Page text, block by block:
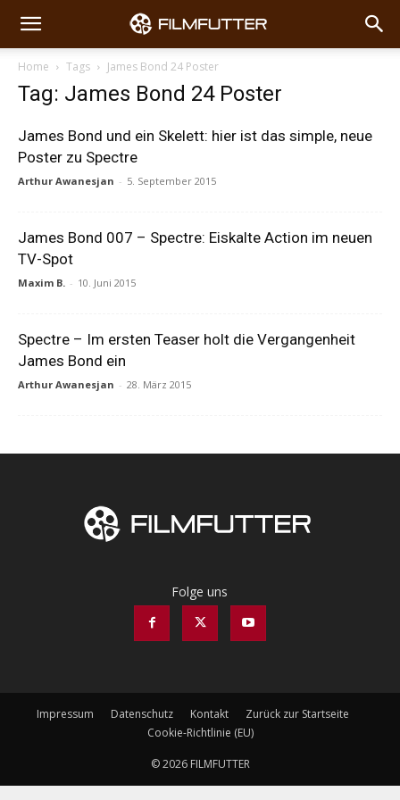
Home Tags James Bond 24 Poster
Tag: James Bond 24 Poster
James Bond und ein Skelett: hier ist das simple, neue
Poster zu Spectre
Arthur Awanesjan - 5. September 2015
James Bond 007 – Spectre: Eiskalte Action im neuen
TV-Spot
Maxim B. - 10. Juni 2015
Spectre – Im ersten Teaser holt die Vergangenheit
James Bond ein
Arthur Awanesjan - 28. März 2015
Folge uns
Impressum Datenschutz Kontakt
Zurück zur Startseite
Cookie-Richtlinie (EU)
© 2026 FILMFUTTER